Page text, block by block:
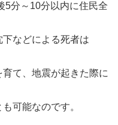
5分～10分以内に住民全
などによる死者は
て、地震が起きた際に
可能なのです。